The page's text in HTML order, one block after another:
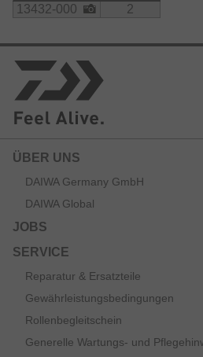
13432-000 2
ÜBER UNS
DAIWA Germany GmbH
DAIWA Global
JOBS
SERVICE
Reparatur & Ersatzteile
Gewährleistungsbedingungen
Rollenbegleitschein
Generelle Wartungs- und